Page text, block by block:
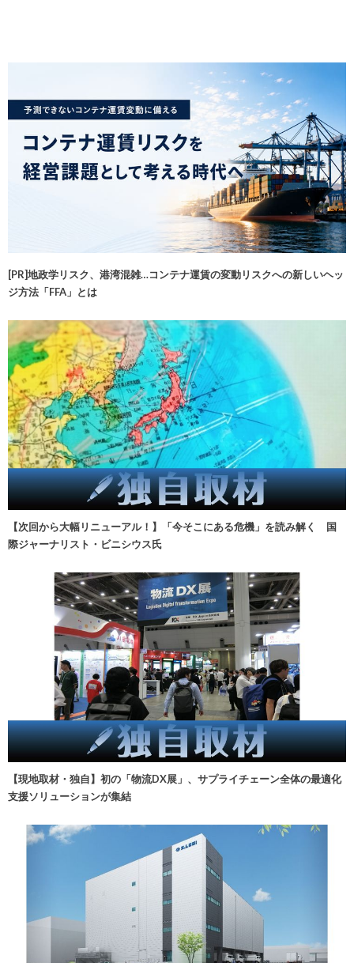
[PR]地政学リスク、港湾混雑…コンテナ運賃の変動リスクへの新しいヘッ
ジ方法「FFA」とは
【次回から大幅リニューアル！】「今そこにある危機」を読み解く 国
際ジャーナリスト・ビニシウス氏
【現地取材・独自】初の「物流DX展」、サプライチェーン全体の最適化
支援ソリューションが集結